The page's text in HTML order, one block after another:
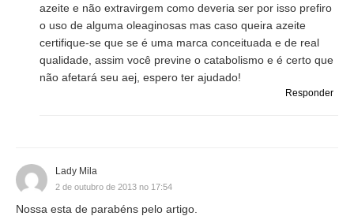
azeite e não extravirgem como deveria ser por isso prefiro
o uso de alguma oleaginosas mas caso queira azeite
certifique-se que se é uma marca conceituada e de real
qualidade, assim você previne o catabolismo e é certo que
não afetará seu aej, espero ter ajudado!
Responder
Lady Mila
2 de outubro de 2013 no 17:54
Nossa esta de parabéns pelo artigo.